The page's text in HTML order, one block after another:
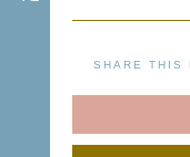
SHARE THIS